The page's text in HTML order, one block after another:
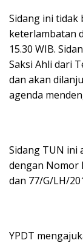
Sidang ini tidak
keterlambatan
15.30 WIB.
Saksi Ahli dari
dan akan
agenda
Sidang TUN ini
dengan Nomor
dan 77/G/LH/
YPDT